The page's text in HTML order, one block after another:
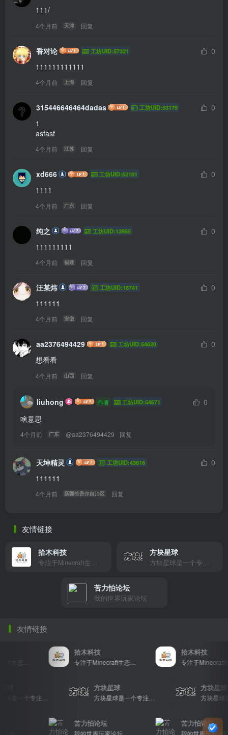
111/
4个月前 天津 回复
香对论 工坊UID:57321
0
111111111111
4个月前 上海 回复
315446646464dadas 工坊UID:53179
0
1
asfasf
4个月前 江苏 回复
xd666 工坊UID:52181
0
1111
4个月前 广东 回复
纯之 工坊UID:13955
0
111111111
4个月前 福建 回复
汪某炜 工坊UID:16741
0
111111
4个月前 安徽 回复
aa2376494429 工坊UID:54620
0
想看看
4个月前 山西 回复
liuhong 作者 工坊UID:54671
0
啥意思
4个月前 广东 @aa2376494429 回复
天坤精灵 工坊UID:43616
0
111111
4个月前 新疆维吾尔自治区 回复
友情链接
拾木科技
专注于Minecraft生态建设
方块星球
方块星球是一个专注于我的世界的中文论坛，提供丰富的资源分享、玩家交流和创意展示，包括地图、皮肤、数据包等内容，打造Minecraft玩家的专属社区乐园！
苦力怕论坛
我的世界玩家论坛
友情链接
拾木科技
专注于Minecraft生态建设
拾木科技
专注于Minecraft
方块星球 方
苦力怕论坛 苦力怕论坛